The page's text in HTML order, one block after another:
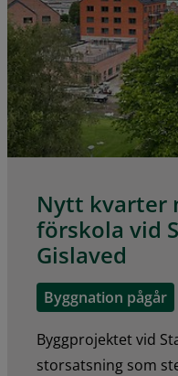
Nytt kvarter
förskola vid
Gislaved
Byggnation pågår
Byggprojektet vid
storsatsning som